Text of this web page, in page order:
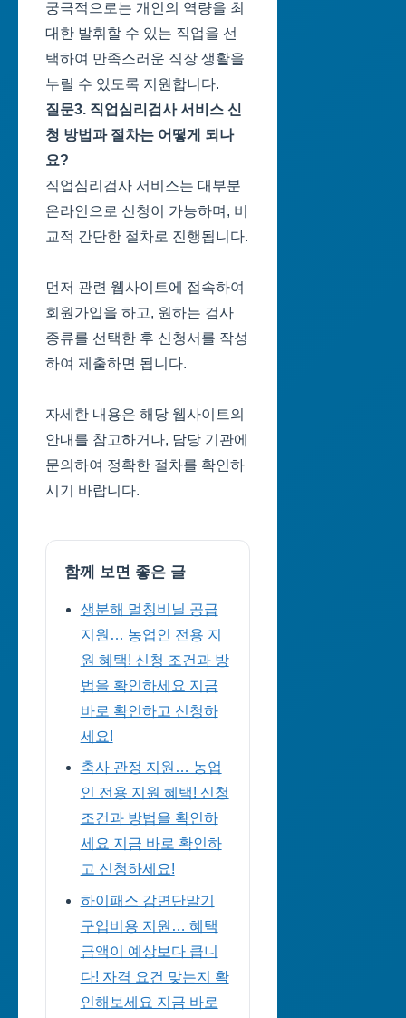
궁극적으로는 개인의 역량을 최
대한 발휘할 수 있는 직업을 선
택하여 만족스러운 직장 생활을
누릴 수 있도록 지원합니다.
질문3. 직업심리검사 서비스 신
청 방법과 절차는 어떻게 되나
요?
직업심리검사 서비스는 대부분
온라인으로 신청이 가능하며, 비
교적 간단한 절차로 진행됩니다.
먼저 관련 웹사이트에 접속하여
회원가입을 하고, 원하는 검사
종류를 선택한 후 신청서를 작성
하여 제출하면 됩니다.
자세한 내용은 해당 웹사이트의
안내를 참고하거나, 담당 기관에
문의하여 정확한 절차를 확인하
시기 바랍니다.
함께 보면 좋은 글
생분해 멀칭비닐 공급
지원… 농업인 전용 지
원 혜택! 신청 조건과 방
법을 확인하세요 지금
바로 확인하고 신청하
세요!
축사 관정 지원… 농업
인 전용 지원 혜택! 신청
조건과 방법을 확인하
세요 지금 바로 확인하
고 신청하세요!
하이패스 감면단말기
구입비용 지원… 혜택
금액이 예상보다 큽니
다! 자격 요건 맞는지 확
인해보세요 지금 바로